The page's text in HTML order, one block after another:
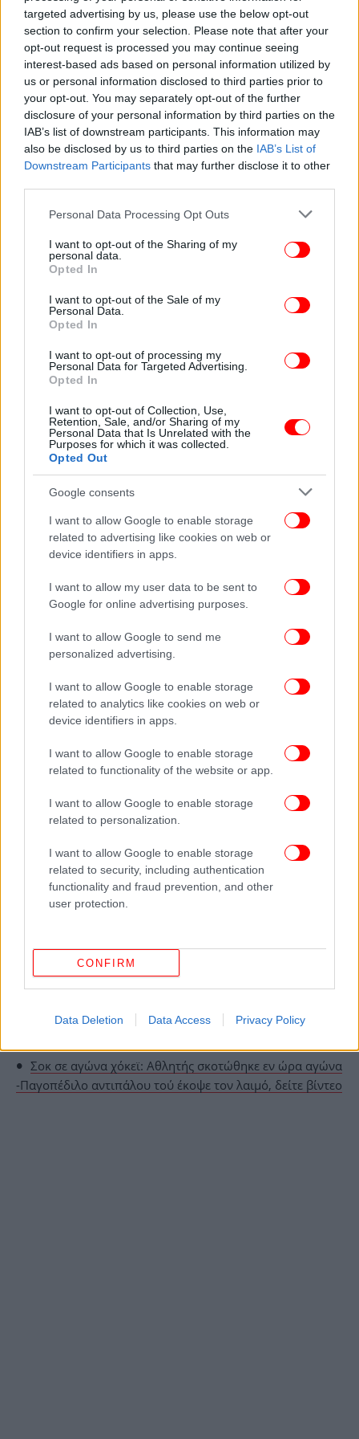
targeted advertising by us, please use the below opt-out
section to confirm your selection. Please note that after your
opt-out request is processed you may continue seeing
interest-based ads based on personal information utilized by
us or personal information disclosed to third parties prior to
your opt-out. You may separately opt-out of the further
disclosure of your personal information by third parties on the
IAB’s list of downstream participants. This information may
also be disclosed by us to third parties on the IAB’s List of
Downstream Participants that may further disclose it to other
Please note that this website/app uses one or more Google
not limited to your visit or usage behaviour. You may click to
grant or deny consent to Google and its third-party tags to
use your data for below specified purposes in below Google
consent section.
Personal Data Processing Opt Outs
I want to opt-out of the Sharing of my
personal data.
Opted In
I want to opt-out of the Sale of my
Personal Data.
Opted In
I want to opt-out of processing my
Personal Data for Targeted Advertising.
Opted In
I want to opt-out of Collection, Use,
Retention, Sale, and/or Sharing of my
Personal Data that Is Unrelated with the
Purposes for which it was collected.
Opted Out
Google consents
I want to allow Google to enable storage
related to advertising like cookies on web or
device identifiers in apps.
I want to allow my user data to be sent to
Google for online advertising purposes.
I want to allow Google to send me
personalized advertising.
I want to allow Google to enable storage
related to analytics like cookies on web or
device identifiers in apps.
I want to allow Google to enable storage
related to functionality of the website or app.
I want to allow Google to enable storage
related to personalization.
I want to allow Google to enable storage
related to security, including authentication
functionality and fraud prevention, and other
user protection.
CONFIRM
Data Deletion Data Access Privacy Policy
ενημερώνει τον δικαιούχο για την πρώτη
ενεργοποίηση της κάρταςκαι την πίστωση του
χρηματικού ποσού μέσω γραπτού μηνύματος (sms)
ή μηνύματος ηλεκτρονικού ταχυδρομείου (e-mail)
με ενσωματωμένο σύνδεσμο για την ενεργοποίηση
της ψηφιακής χρεωστικής κάρτας.
Πού μπορώ να χρησιμοποιήσεων το voucher του
«Youth Pass»
Στη συνέχεια, οι ωφελούμενοι μπορούν να
πραγματοποίηση αγορών ή τη λήψη υπηρεσιών
από επιχειρήσεις που δραστηριοποιούνται στους
καταλύματα), του πολιτισμού (π.χ. για
παρακολούθηση θεατρικών παραστάσεων ή
συναυλιών, για την αγορά βιβλίων κ.ά.) και των
μεταφορών (ταξί, λεωφορεία, τρένα, ακτοπλοϊκά –
αεροπορικά εισιτήρια ή για την ενοικίαση ΙΧ ή
σκαφών αναψυχής κ.ά.).
ΟΛΕΣ ΟΙ ΕΙΔΗΣΕΙΣ
TikToker ξετρελάθηκε με τον Πύργο του Άιφελ στα
Σοκ σε αγώνα χόκεϊ: Αθλητής σκοτώθηκε εν ώρα αγώνα
-Παγοπέδιλο αντιπάλου τού έκοψε τον λαιμό, δείτε βίντεο